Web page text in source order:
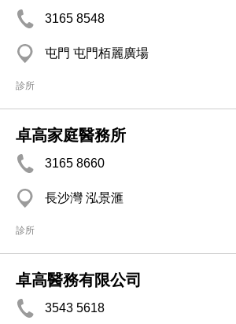
3165 8548
屯門 屯門栢麗廣場
診所
卓高家庭醫務所
3165 8660
長沙灣 泓景滙
診所
卓高醫務有限公司
3543 5618